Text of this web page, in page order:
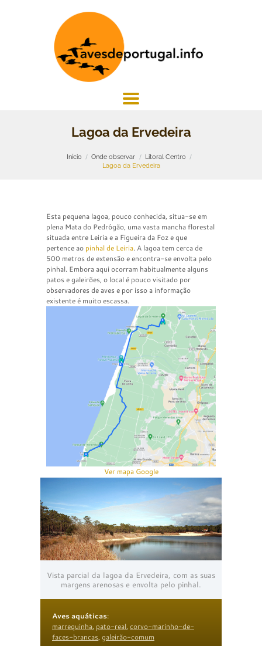
Lagoa da Ervedeira
Início Onde observar
Litoral Centro
Lagoa da Ervedeira
Esta pequena lagoa, pouco conhecida, situa-se em
plena Mata do Pedrógão, uma vasta mancha florestal
situada entre Leiria e a Figueira da Foz e que
pertence ao pinhal de Leiria. A lagoa tem cerca de
500 metros de extensão e encontra-se envolta pelo
pinhal. Embora aqui ocorram habitualmente alguns
patos e galeirões, o local é pouco visitado por
observadores de aves e por isso a informação
existente é muito escassa.
Ver mapa Google
Vista parcial da lagoa da Ervedeira, com as suas
margens arenosas e envolta pelo pinhal.
Aves aquáticas:
marrequinha, pato-real, corvo-marinho-de-
faces-brancas, galeirão-comum